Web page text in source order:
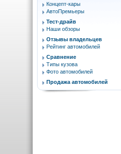
Концепт-кары
АвтоПремьеры
Тест-драйв
Наши обзоры
Отзывы владельцев
Рейтинг автомобилей
Сравнение
Типы кузова
Фото автомобилей
Продажа автомобилей